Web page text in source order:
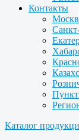
Контакты
Каталог